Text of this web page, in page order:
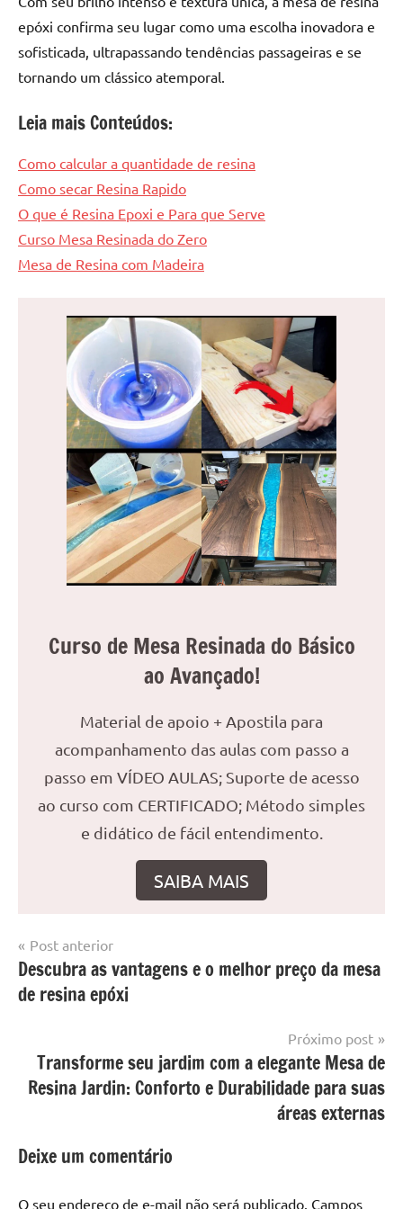
epóxi confirma seu lugar como uma escolha inovadora e
sofisticada, ultrapassando tendências passageiras e se
tornando um clássico atemporal.
Leia mais Conteúdos:
Como calcular a quantidade de resina
Como secar Resina Rapido
O que é Resina Epoxi e Para que Serve
Curso Mesa Resinada do Zero
Mesa de Resina com Madeira
Curso de Mesa Resinada do Básico
ao Avançado!
Material de apoio + Apostila para
acompanhamento das aulas com passo a
passo em VÍDEO AULAS; Suporte de acesso
ao curso com CERTIFICADO; Método simples
e didático de fácil entendimento.
SAIBA MAIS
Marcado
com
mesa
Mesa
com
mesa
de
Mesa
resinada
Navegação
de
Post
Post anterior
Descubra as vantagens e o melhor preço da mesa
de resina epóxi
Próximo post
Transforme seu jardim com a elegante Mesa de
Resina Jardin: Conforto e Durabilidade para suas
áreas externas
Deixe um comentário
O seu endereço de e-mail não será publicado. Campos